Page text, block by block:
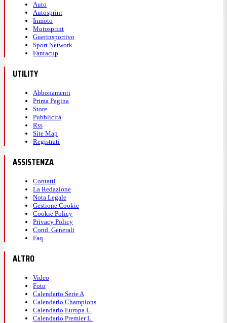
Auto
Autosprint
Inmoto
Motosprint
Guerinsportivo
Sport Network
Fantacup
UTILITY
Abbonamenti
Prima Pagina
Store
Pubblicità
Rss
Site Map
Registrati
ASSISTENZA
Contatti
La Redazione
Nota Legale
Gestione Cookie
Cookie Policy
Privacy Policy
Cond. Generali
Faq
ALTRO
Video
Foto
Calendario Serie A
Calendario Champions
Calendario Europa L.
Calendario Premier L.